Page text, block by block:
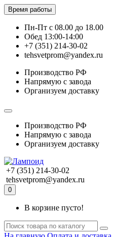
Время работы
Пн-Пт с 08.00 до 18.00
Обед 13:00-14:00
+7 (351) 214-30-02
tehsvetprom@yandex.ru
Производство РФ
Напрямую с завода
Организуем доставку
Производство РФ
Напрямую с завода
Организуем доставку
+7 (351) 214-30-02
tehsvetprom@yandex.ru
0
В корзине пусто!